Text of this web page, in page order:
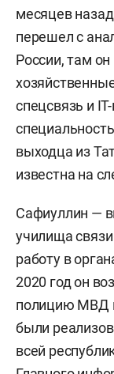
месяцев
перешел с
России, там
спецсвязь и
выходца из
известна на
Сафиуллин —
училища
работу в
2020 год он
полицию МВД
были
всей